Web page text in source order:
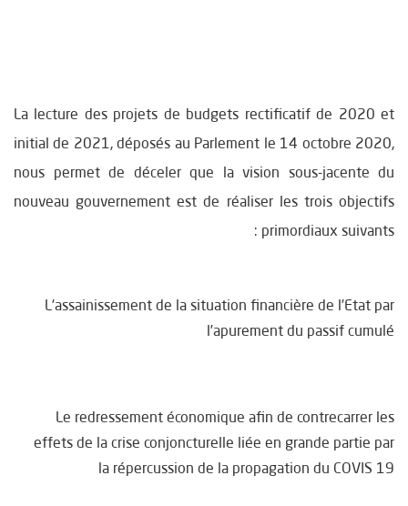
La lecture des projets de budgets rectificatif de 2020 et
initial de 2021, déposés au Parlement le 14 octobre 2020,
nous permet de déceler que la vision sous-jacente du
nouveau gouvernement est de réaliser les trois objectifs
primordiaux suivants :
L’assainissement de la situation financière de l’Etat par
l’apurement du passif cumulé
Le redressement économique afin de contrecarrer les
effets de la crise conjoncturelle liée en grande partie par
la répercussion de la propagation du COVIS 19